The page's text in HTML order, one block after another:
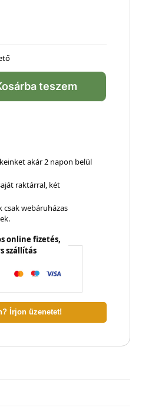
teszem
akár 2 napon belül
raktárral, két
csak webáruházas
online fizetés,
szállítás
Írjon üzenetet!